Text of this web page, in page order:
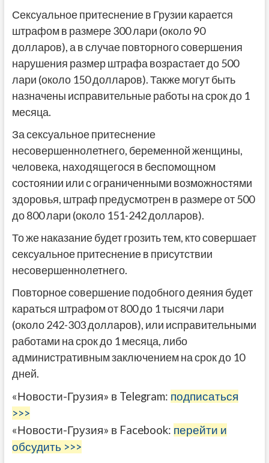
Сексуальное притеснение в Грузии карается
штрафом в размере 300 лари (около 90
долларов), а в случае повторного совершения
нарушения размер штрафа возрастает до 500
лари (около 150 долларов). Также могут быть
назначены исправительные работы на срок до 1
месяца.
За сексуальное притеснение
несовершеннолетнего, беременной женщины,
человека, находящегося в беспомощном
состоянии или с ограниченными возможностями
здоровья, штраф предусмотрен в размере от 500
до 800 лари (около 151-242 долларов).
То же наказание будет грозить тем, кто совершает
сексуальное притеснение в присутствии
несовершеннолетнего.
Повторное совершение подобного деяния будет
караться штрафом от 800 до 1 тысячи лари
(около 242-303 долларов), или исправительными
работами на срок до 1 месяца, либо
административным заключением на срок до 10
дней.
«Новости-Грузия» в Telegram: подписаться
>>>
«Новости-Грузия» в Facebook: перейти и
обсудить >>>